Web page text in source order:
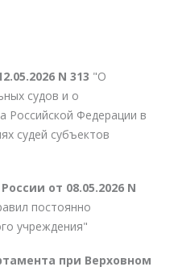
N 313 "О
судов и о
Российской Федерации в
судей субъектов
от 08.05.2026 N
постоянно
учреждения"
при Верховном